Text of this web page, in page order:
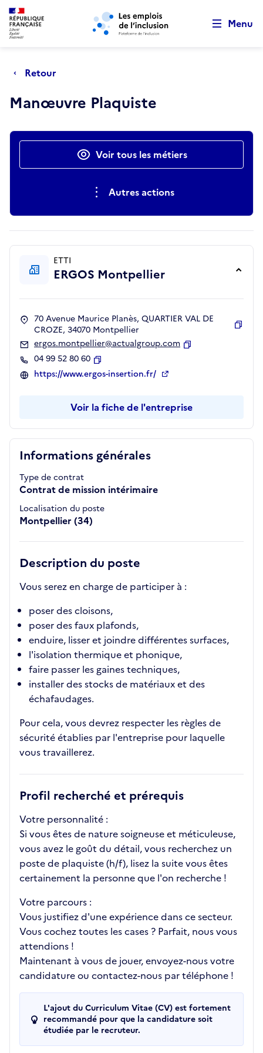
Aller au menu principal Aller au contenu principal
Menu
Retour
Manœuvre Plaquiste
Actions rapidesVoir tous les métiers
Autres actions
Informations générales
Type de contrat
Contrat de mission intérimaire
Localisation du poste
Montpellier (34)
Description du poste
Vous serez en charge de participer à :
poser des cloisons,
poser des faux plafonds,
enduire, lisser et joindre différentes surfaces,
l'isolation thermique et phonique,
faire passer les gaines techniques,
installer des stocks de matériaux et des
échafaudages.
Pour cela, vous devrez respecter les règles de
sécurité établies par l'entreprise pour laquelle
vous travaillerez.
Profil recherché et prérequis
Votre personnalité :
Si vous êtes de nature soigneuse et méticuleuse,
vous avez le goût du détail, vous recherchez un
poste de plaquiste (h/f), lisez la suite vous êtes
certainement la personne que l'on recherche !
Votre parcours :
Vous justifiez d'une expérience dans ce secteur.
Vous cochez toutes les cases ? Parfait, nous vous
attendions !
Maintenant à vous de jouer, envoyez-nous votre
candidature ou contactez-nous par téléphone !
L'ajout du Curriculum Vitae (CV) est fortement
recommandé pour que la candidature soit
étudiée par le recruteur.
ETTI
ERGOS Montpellier
70 Avenue Maurice Planès, QUARTIER VAL DE
CROZE, 34070 Montpellier
ergos.montpellier@actualgroup.com
04 99 52 80 60
Copier
https://www.ergos-insertion.fr/
Voir la fiche de l'entreprise
Retour au début de la page
Panneau de gestion des cookies